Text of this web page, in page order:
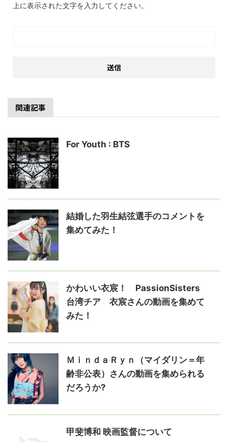
上に表示された文字を入力してください。
関連記事
For Youth : BTS
結婚した羽生結弦選手のコメントを
集めてみた！
かわいい衣宸！ PassionSisters
台湾チア 衣宸さんの動画を集めて
みた！
ＭｉｎｄａＲｙｎ（マイダリン＝年
齢非公表）さんの動画を集められる
だろうか?
甲斐博和 映画監督について